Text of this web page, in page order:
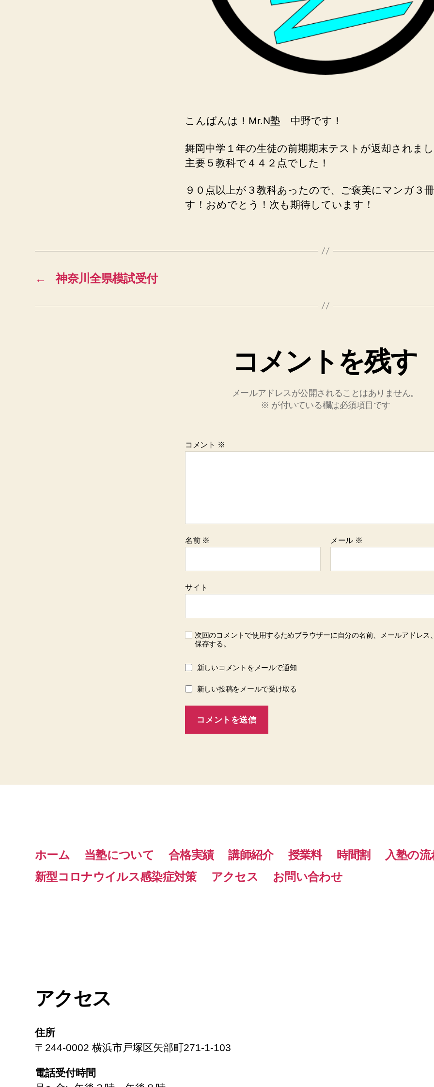
こんばんは！Mr.N塾 中野です！
舞岡中学１年の生徒の前期期末テストが返却されまし
主要５教科で４４２点でした！
９０点以上が３教科あったので、ご褒美にマンガ３
す！おめでとう！次も期待しています！
← 神奈川全県模試受付
コメントを残す
メールアドレスが公開されることはありません。
※ が付いている欄は必須項目です
コメント ※
名前 ※ メール ※
サイト
次回のコメントで使用するためブラウザーに自分の名前、メールアドレス
保存する。
新しいコメントをメールで通知
新しい投稿をメールで受け取る
ホーム 当塾について 合格実績 講師紹介 授業料 時間割 入塾の流
新型コロナウイルス感染症対策
アクセス お問い合わせ
アクセス
住所
〒244-0002 横浜市戸塚区矢部町271-1-103
電話受付時間